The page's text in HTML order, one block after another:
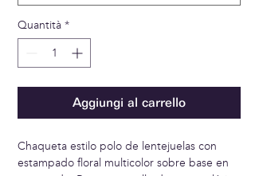
Quantità *
Aggiungi al carrello
Chaqueta estilo polo de lentejuelas con
estampado floral multicolor sobre base en